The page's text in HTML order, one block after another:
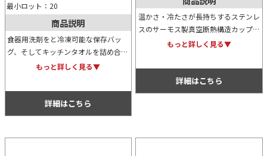
最小ロット：20
商品説明
食器用洗剤をと冷凍可能な保存バッ
グ、そしてキッチンタオルを詰め合わ
せたトートバッグギフト。コットント
ため経済的で地球にも優しい商品で
もっと詳しく見る▼
詳細はこちら
温かさ・冷たさが長持ちするステンレ
スのサーモス製真空断熱構造カップ。
カップ外側は熱くならず、結露もし難
サイズの湯呑み形状で使いやすさ抜群
もっと詳しく見る▼
詳細はこちら